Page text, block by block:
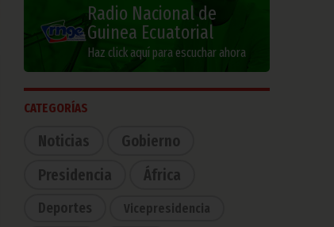
Radio Nacional de
Guinea Ecuatorial
Haz click aquí para escuchar ahora
CATEGORÍAS
Noticias
Gobierno
Presidencia
África
Deportes Vicepresidencia